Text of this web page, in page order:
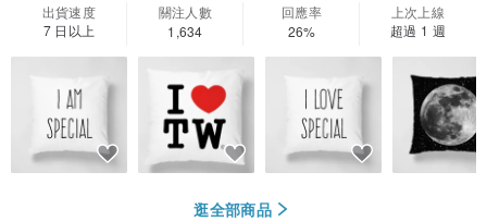
出貨速度
7 日以上
關注人數
1,634
回應率
26%
上次上線
超過 1 週
逛全部商品